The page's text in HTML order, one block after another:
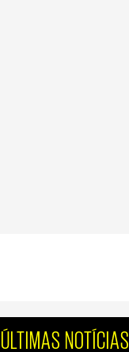
ÚLTIMAS NOTÍCIAS